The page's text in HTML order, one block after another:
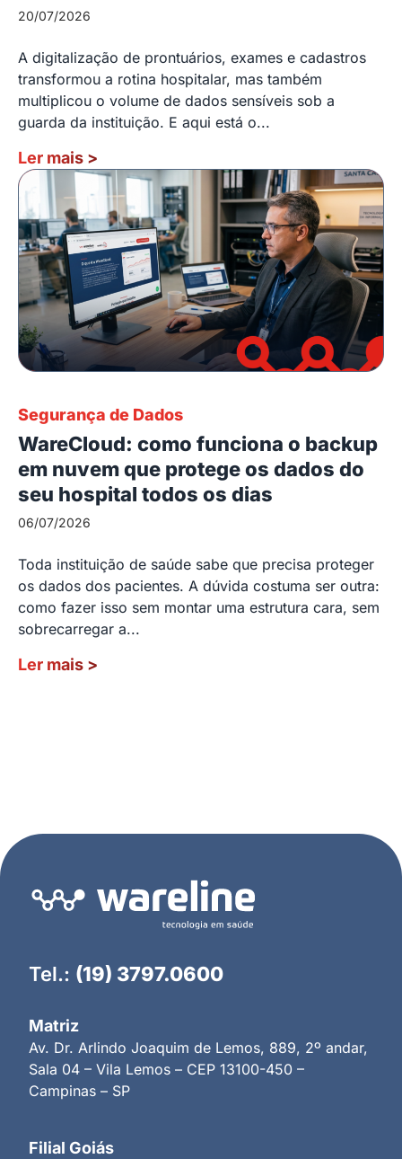
20/07/2026
A digitalização de prontuários, exames e cadastros
transformou a rotina hospitalar, mas também
multiplicou o volume de dados sensíveis sob a
guarda da instituição. E aqui está o...
Ler mais >
Segurança de Dados
WareCloud: como funciona o backup
em nuvem que protege os dados do
seu hospital todos os dias
06/07/2026
Toda instituição de saúde sabe que precisa proteger
os dados dos pacientes. A dúvida costuma ser outra:
como fazer isso sem montar uma estrutura cara, sem
sobrecarregar a...
Ler mais >
Tel.: (19) 3797.0600
Matriz
Av. Dr. Arlindo Joaquim de Lemos, 889, 2º andar,
Sala 04 – Vila Lemos – CEP 13100-450 –
Campinas – SP
Filial Goiás